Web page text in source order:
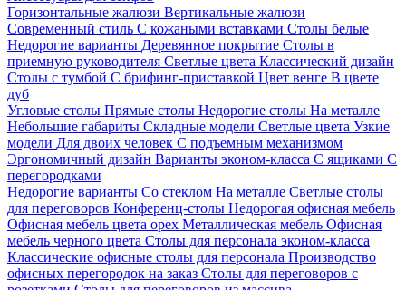
Горизонтальные жалюзи Вертикальные жалюзи
Современный стиль С кожаными вставками Столы белые
Недорогие варианты Деревянное покрытие Столы в
приемную руководителя Светлые цвета Классический дизайн
Столы с тумбой С брифинг-приставкой Цвет венге В цвете
дуб
Угловые столы Прямые столы Недорогие столы На металле
Небольшие габариты Складные модели Светлые цвета Узкие
модели Для двоих человек С подъемным механизмом
Эргономичный дизайн Варианты эконом-класса С ящиками С
перегородками
Недорогие варианты Со стеклом На металле Светлые столы
для переговоров Конференц-столы Недорогая офисная мебель
Офисная мебель цвета орех Металлическая мебель Офисная
мебель черного цвета Столы для персонала эконом-класса
Классические офисные столы для персонала Производство
офисных перегородок на заказ Столы для переговоров с